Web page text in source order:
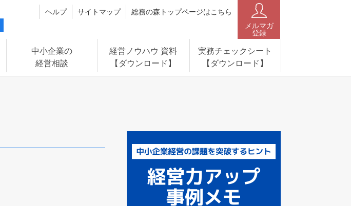
ヘルプ サイトマップ
総務の森トップページはこちら
メルマガ
登録
中小企業の
経営相談
経営ノウハウ 資料
【ダウンロード】
実務チェックシート
【ダウンロード】